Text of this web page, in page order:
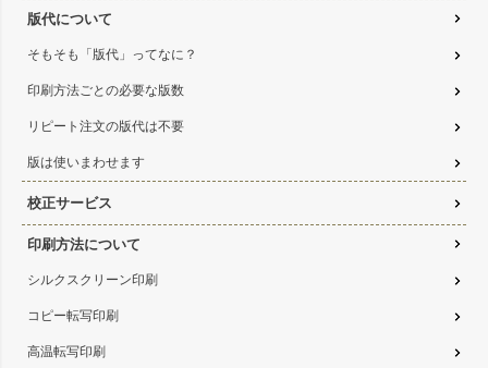
版代について
そもそも「版代」ってなに？
印刷方法ごとの必要な版数
リピート注文の版代は不要
版は使いまわせます
校正サービス
印刷方法について
シルクスクリーン印刷
コピー転写印刷
高温転写印刷